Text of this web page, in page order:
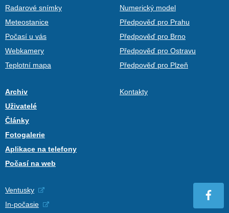
Radarové snímky
Meteostanice
Počasí u vás
Webkamery
Teplotní mapa
Numerický model
Předpověď pro Prahu
Předpověď pro Brno
Předpověď pro Ostravu
Předpověď pro Plzeň
Archiv
Uživatelé
Články
Fotogalerie
Aplikace na telefony
Počasí na web
Kontakty
Ventusky
In-počasie